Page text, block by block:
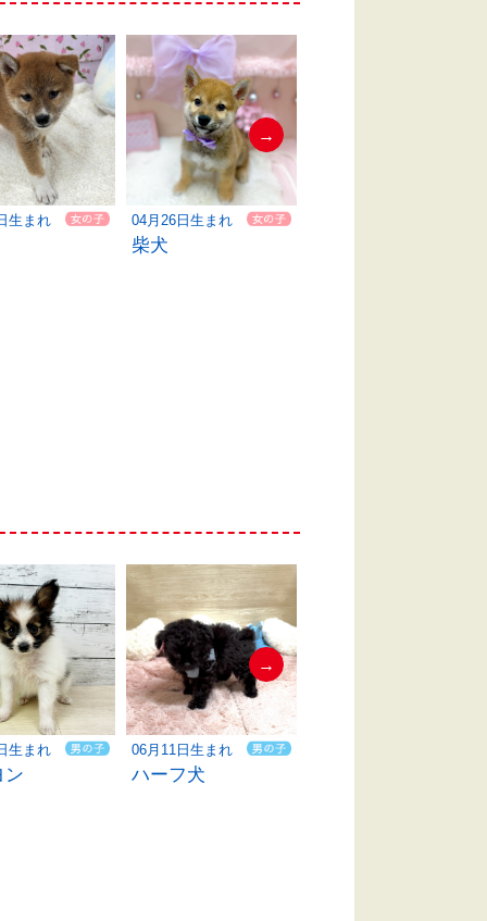
生まれ 04月26日生まれ
柴犬
→
生まれ
ン
06月11日生まれ
ハーフ犬
→